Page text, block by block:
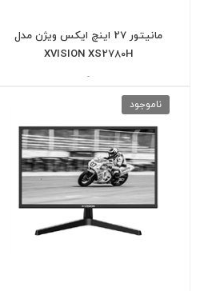
مانیتور 27 اینچ ایکس ویژن مدل
XVISION XS2780H
-
ناموجود